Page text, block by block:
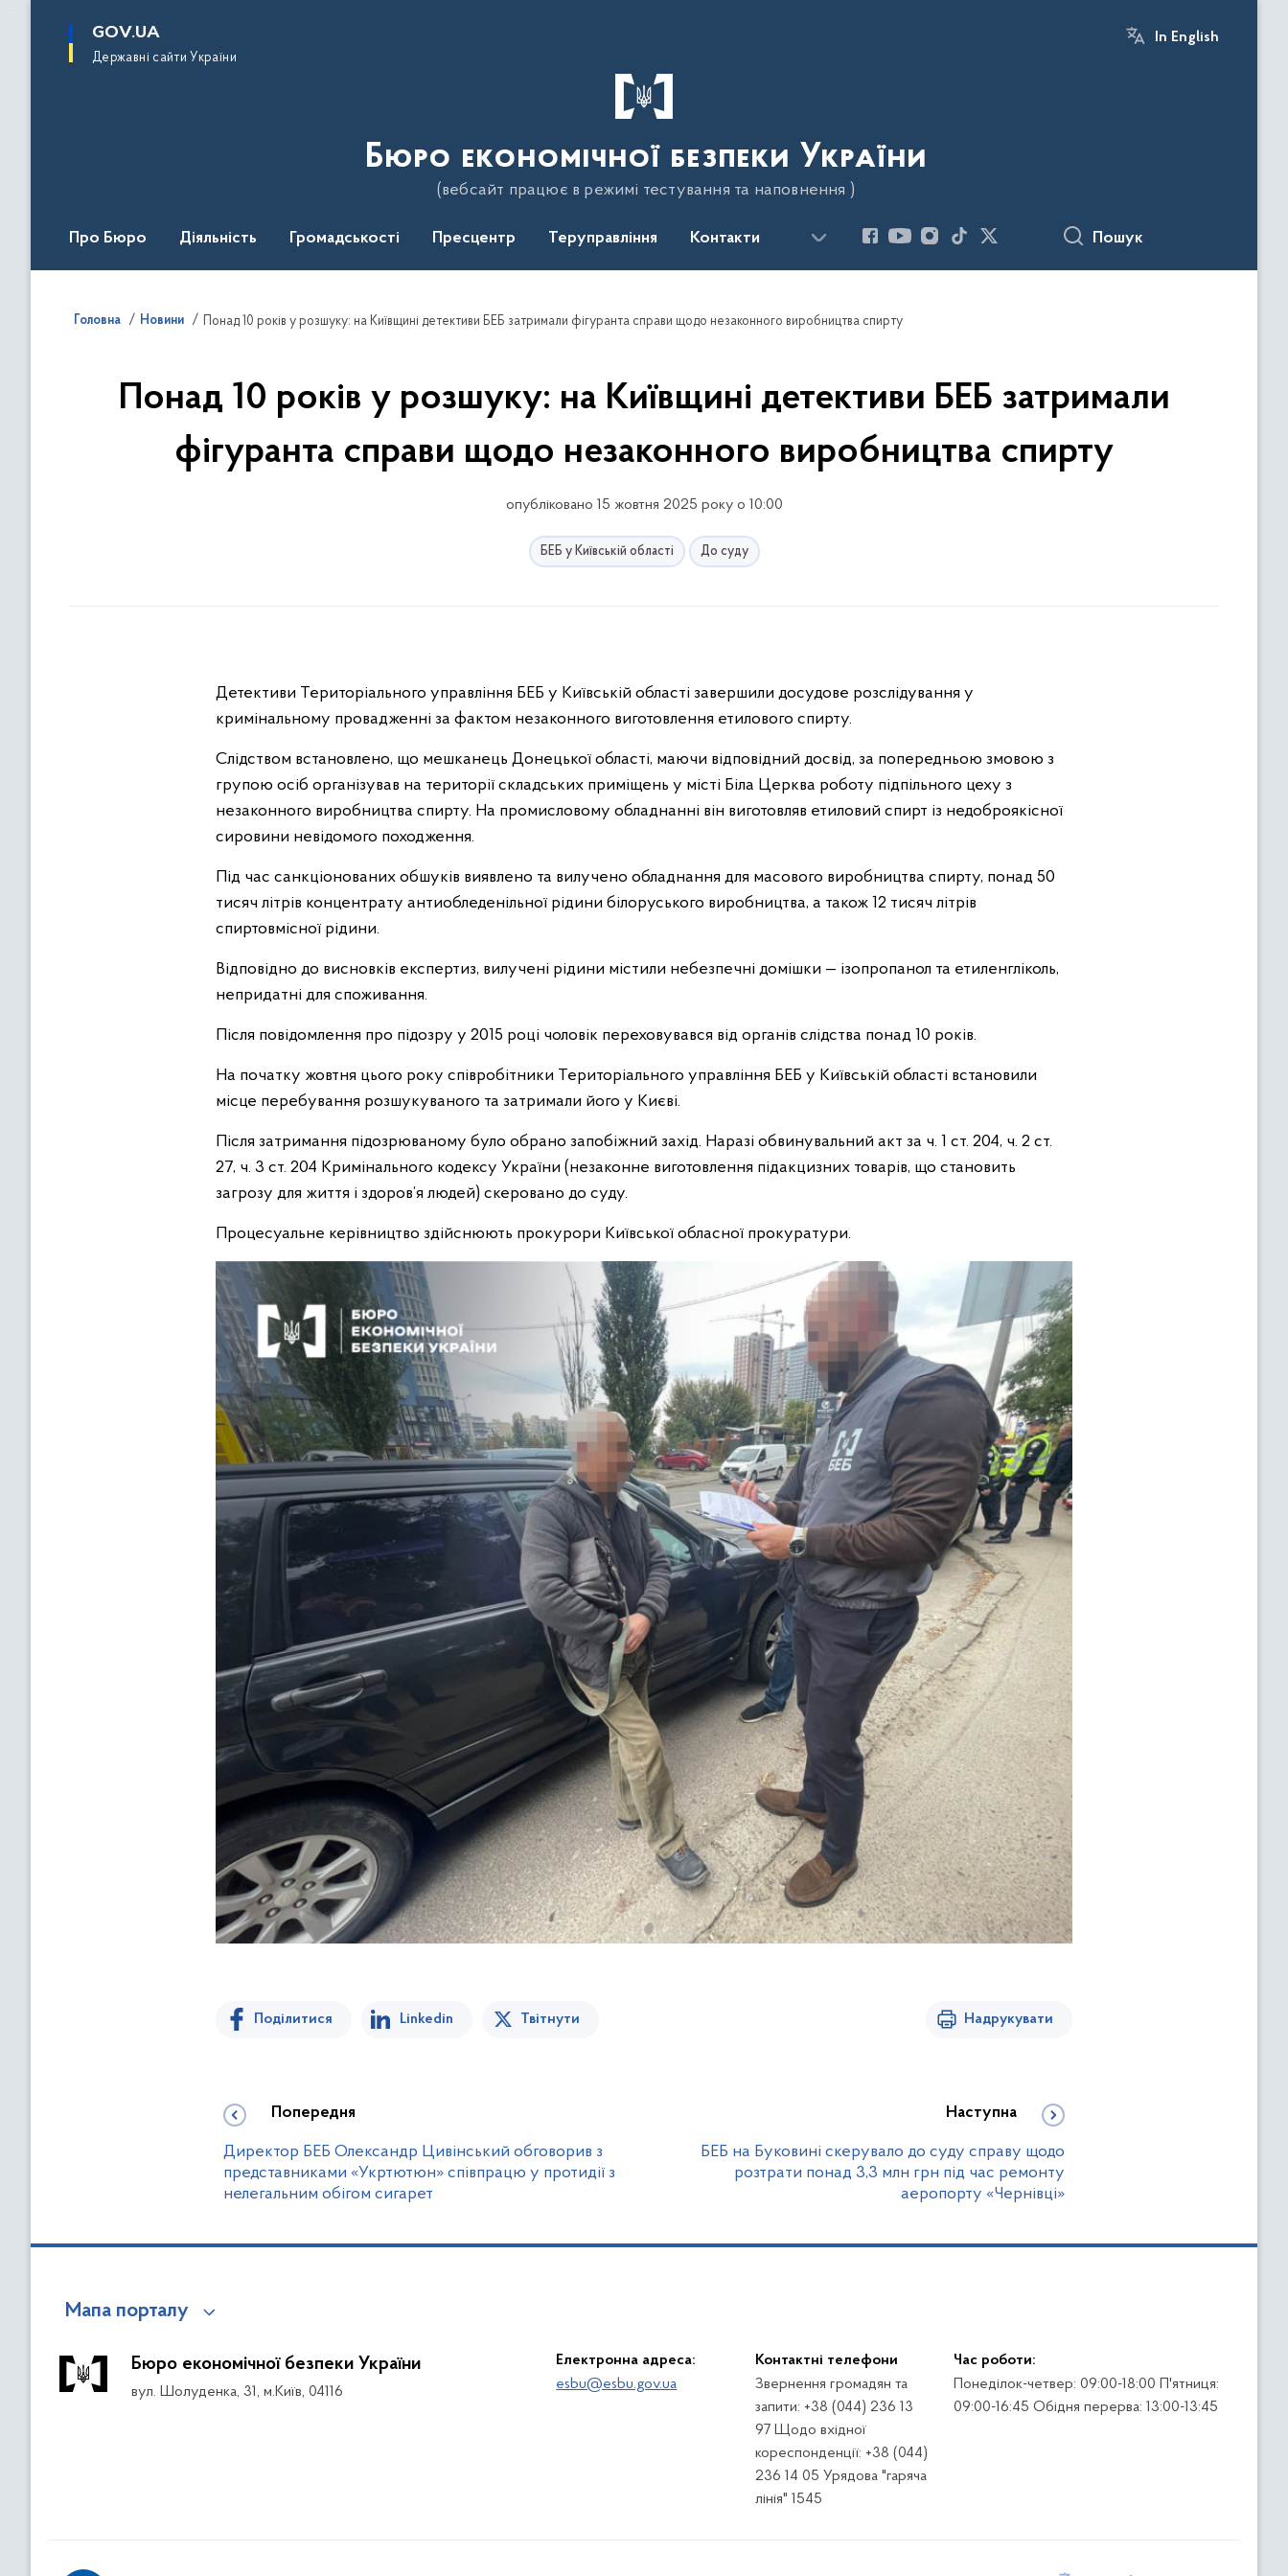
основного
GOV.UA
Державні сайти України
In English
Бюро економічної безпеки України
(вебсайт працює в режимі тестування та наповнення )
Про Бюро Діяльність Громадськості Пресцентр Теруправління Контакти Пошук
Головна Новини Понад 10 років у розшуку: на Київщині детективи БЕБ затримали фігуранта справи щодо незаконного виробництва спирту
Понад 10 років у розшуку: на Київщині детективи БЕБ затримали
фігуранта справи щодо незаконного виробництва спирту
опубліковано 15 жовтня 2025 року о 10:00
БЕБ у Київській області До суду
Детективи Територіального управління БЕБ у Київській області завершили досудове розслідування у
кримінальному провадженні за фактом незаконного виготовлення етилового спирту.
Слідством встановлено, що мешканець Донецької області, маючи відповідний досвід, за попередньою змовою з
групою осіб організував на території складських приміщень у місті Біла Церква роботу підпільного цеху з
незаконного виробництва спирту. На промисловому обладнанні він виготовляв етиловий спирт із недоброякісної
сировини невідомого походження.
Під час санкціонованих обшуків виявлено та вилучено обладнання для масового виробництва спирту, понад 50
тисяч літрів концентрату антиобледенільної рідини білоруського виробництва, а також 12 тисяч літрів
спиртовмісної рідини.
Відповідно до висновків експертиз, вилучені рідини містили небезпечні домішки — ізопропанол та етиленгліколь,
непридатні для споживання.
Після повідомлення про підозру у 2015 році чоловік переховувався від органів слідства понад 10 років.
На початку жовтня цього року співробітники Територіального управління БЕБ у Київській області встановили
місце перебування розшукуваного та затримали його у Києві.
Після затримання підозрюваному було обрано запобіжний захід. Наразі обвинувальний акт за ч. 1 ст. 204, ч. 2 ст.
27, ч. 3 ст. 204 Кримінального кодексу України (незаконне виготовлення підакцизних товарів, що становить
загрозу для життя і здоров’я людей) скеровано до суду.
Процесуальне керівництво здійснюють прокурори Київської обласної прокуратури.
Поділитися Linkedin Твітнути Надрукувати
Попередня
Директор БЕБ Олександр Цивінський обговорив з
представниками «Укртютюн» співпрацю у протидії з
нелегальним обігом сигарет
Наступна
БЕБ на Буковині скерувало до суду справу щодо
розтрати понад 3,3 млн грн під час ремонту
аеропорту «Чернівці»
Мапа порталу
Бюро економічної безпеки України
вул. Шолуденка, 31, м.Київ, 04116
Електронна адреса:
esbu@esbu.gov.ua
Контактні телефони
Звернення громадян та
запити: +38 (044) 236 13
97 Щодо вхідної
кореспонденції: +38 (044)
236 14 05 Урядова "гаряча
лінія" 1545
Час роботи:
Понеділок-четвер: 09:00-18:00 П'ятниця:
09:00-16:45 Обідня перерва: 13:00-13:45